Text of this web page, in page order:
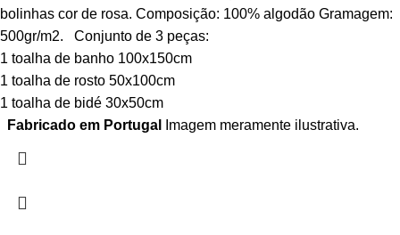
bolinhas cor de rosa. Composição: 100% algodão Gramagem:
500gr/m2. Conjunto de 3 peças:
1 toalha de banho 100x150cm
1 toalha de rosto 50x100cm
1 toalha de bidé 30x50cm
Fabricado em Portugal
Imagem meramente ilustrativa.